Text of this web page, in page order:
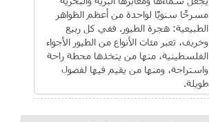
مسرحًا سنويًا لواحدة من أعظم الظواهر
الطبيعية: هجرة الطيور. ففي كل ربيع
وخريف، تعبر مئات الأنواع من الطيور الأجواء
الفلسطينية، منها من يتخذها محطة راحة
واستراحة، ومنها من يقيم فيها لفصول
طويلة.